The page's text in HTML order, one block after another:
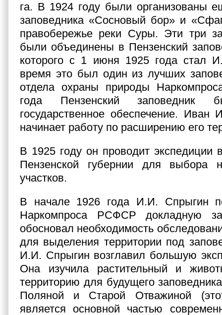
га. В 1924 году были организованы
заповедника «Сосновый бор» и
правобережье реки Суры. Эти три
были объединены в Пензенский
которого с 1 июня 1925 года стал
время это был один из лучших
отдела охраны природы
года Пензенский
государственное обеспечение. Иван
начинает работу по расширению его
В 1925 году он проводит экспедиции
Пензенской губернии для выбора
участков.
В начале 1926 года И.И. Спрыгин
Наркомпроса РСФСР докладную
обосновал необходимость
для выделения территории под
И.И. Спрыгин возглавил большую
Она изучила растительный и
территорию для будущего
Поляной и Старой Отважиной
является основной частью